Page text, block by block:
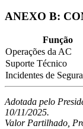
ANEXO B:
Função
Operações da AC
Suporte Técnico
Incidentes de
Adotada pelo
10/11/2025.
Valor Partilhado,